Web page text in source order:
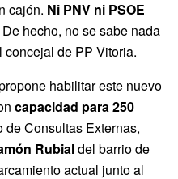
cajón. Ni PNV ni PSOE
De hecho, no se sabe nada
concejal de PP Vitoria.
habilitar este nuevo
capacidad para 250
Consultas Externas,
Rubialdel barrio de
actual junto al